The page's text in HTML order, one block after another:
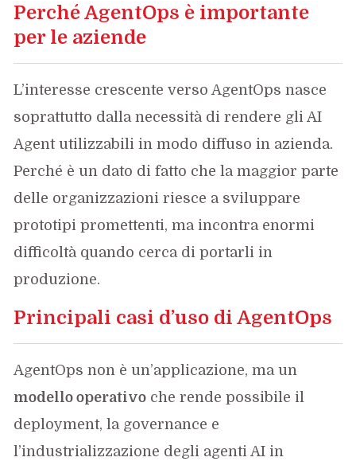
Perché AgentOps è importante
per le aziende
L’interesse crescente verso AgentOps nasce
soprattutto dalla necessità di rendere gli AI
Agent utilizzabili in modo diffuso in azienda.
Perché è un dato di fatto che la maggior parte
delle organizzazioni riesce a sviluppare
prototipi promettenti, ma incontra enormi
difficoltà quando cerca di portarli in
produzione.
Principali casi d’uso di AgentOps
AgentOps non è un’applicazione, ma un
modello operativo che rende possibile il
deployment, la governance e
l’industrializzazione degli agenti AI in